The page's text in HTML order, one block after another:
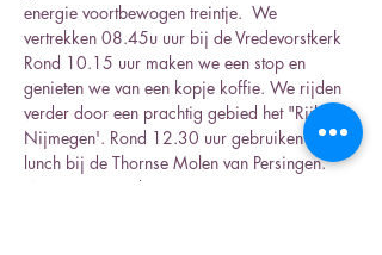
energie voortbewogen treintje.  We
vertrekken 08.45u uur bij de Vredevorstkerk
Rond 10.15 uur maken we een stop en
genieten we van een kopje koffie. We rijden
verder door een prachtig gebied het "Rijk van
Nijmegen'. Rond 12.30 uur gebruiken we de
lunch bij de Thornse Molen van Persingen.
Waarna we in de Zonnetrein stappen en